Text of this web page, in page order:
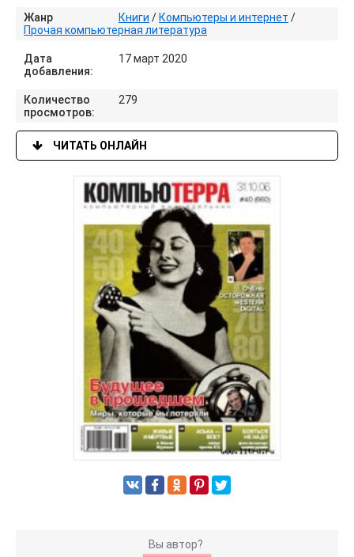
Жанр Книги / Компьютеры и интернет /
Прочая компьютерная литература
Дата
добавления:
17 март 2020
Количество
просмотров:
279
ЧИТАТЬ ОНЛАЙН
Вы автор?